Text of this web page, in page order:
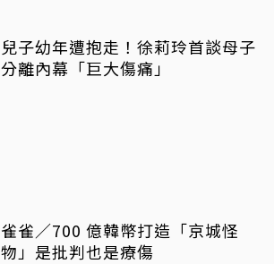
兒子幼年遭抱走！徐莉玲首談母子
分離內幕「巨大傷痛」
雀雀／700 億韓幣打造「京城怪
物」是批判也是療傷